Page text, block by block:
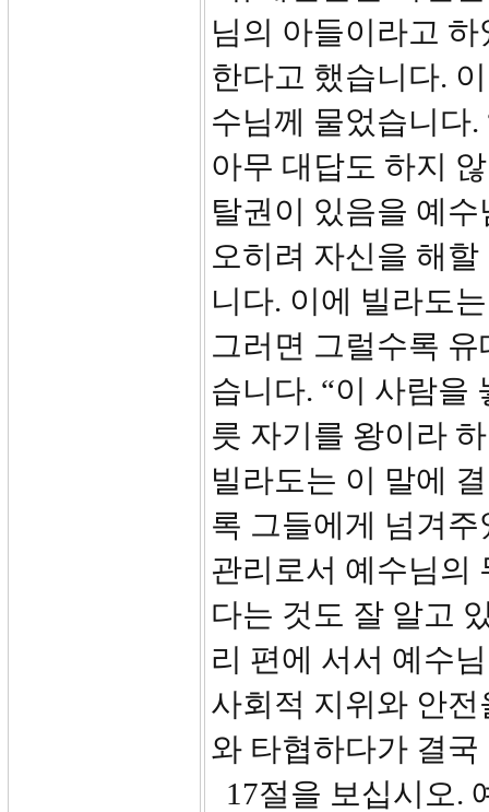
님의 아들이라고
한다고 했습니다.
수님께 물었습니다
아무 대답도 하지
탈권이 있음을 예
오히려 자신을 해
니다. 이에 빌라도
그러면 그럴수록
습니다. “이 사람을
릇 자기를 왕이라
빌라도는 이 말에
록 그들에게 넘겨
관리로서 예수님의
다는 것도 잘 알고
리 편에 서서 예수
사회적 지위와 안
와 타협하다가 결
17절을 보십시오.